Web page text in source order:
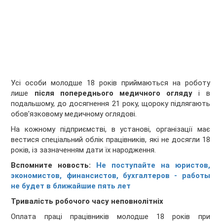
Усі особи молодше 18 років приймаються на роботу
лише після попереднього медичного огляду і в
подальшому, до досягнення 21 року, щороку підлягають
обов'язковому медичному оглядові.
На кожному підприємстві, в установі, організації має
вестися спеціальний облік працівників, які не досягли 18
років, із зазначенням дати їх народження.
Вспомните новость: Не поступайте на юристов,
экономистов, финансистов, бухгалтеров - работы
не будет в ближайшие пять лет
Тривалість робочого часу неповнолітніх
Оплата праці працівників молодше 18 років при